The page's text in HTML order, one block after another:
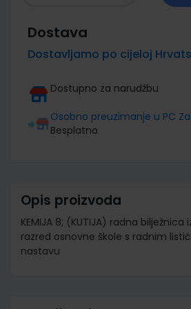
Dostava
Dostavljamo po cijeloj
Dostupno za narudžbu
Osobno preuzimanje u PC
Besplatno
Opis proizvoda
KEMIJA 8; (KUTIJA) radna
razred osnovne škole s radnim
nastavu